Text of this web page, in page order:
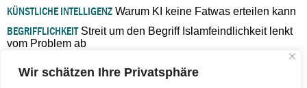
Wir schätzen Ihre Privatsphäre
KÜNSTLICHE INTELLIGENZ Warum KI keine Fatwas erteilen kann
BEGRIFFLICHKEITStreit um den Begriff Islamfeindlichkeit lenkt
vom Problem ab
Verantwortung bleibt“